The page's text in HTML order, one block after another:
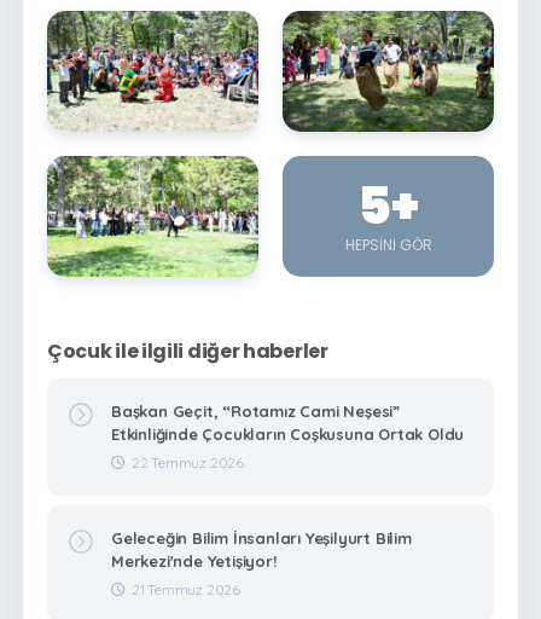
5+
HEPSINI GÖR
Çocuk ile ilgili diğer haberler
Başkan Geçit, “Rotamız Cami Neşesi”
Etkinliğinde Çocukların Coşkusuna Ortak Oldu
22 Temmuz 2026
Geleceğin Bilim İnsanları Yeşilyurt Bilim
Merkezi'nde Yetişiyor!
21 Temmuz 2026